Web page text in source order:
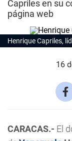
Capriles en su
página web
Henrique Capriles,
16
CARACAS.- El